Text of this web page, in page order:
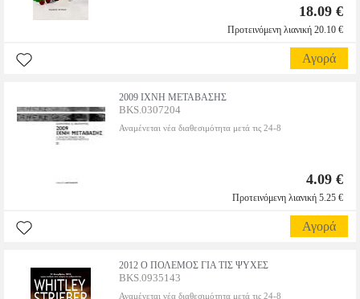
18.09 €
Προτεινόμενη λιανική 20.10 €
Αγορά
2009 ΙΧΝΗ ΜΕΤΑΒΑΣΗΣ
BKS.0307204
Αναμένεται νέα διαθεσιμότητα μετά τις 24-8
4.09 €
Προτεινόμενη λιανική 5.25 €
Αγορά
2012 Ο ΠΟΛΕΜΟΣ ΓΙΑ ΤΙΣ ΨΥΧΕΣ
BKS.0935143
Αναμένεται νέα διαθεσιμότητα μετά τις 24-8